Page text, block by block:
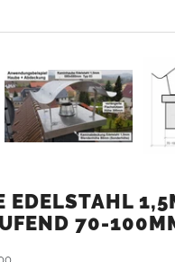
EDELSTAHL
70-